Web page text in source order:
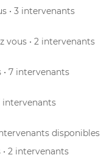
• 3 intervenants
vous • 2 intervenants
• 7 intervenants
intervenants
disponibles
• 2 intervenants